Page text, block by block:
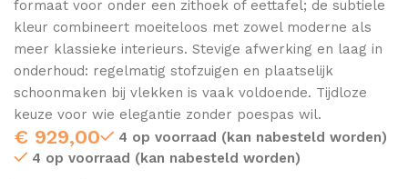
formaat voor onder een zithoek of eettafel; de subtiele
kleur combineert moeiteloos met zowel moderne als
meer klassieke interieurs. Stevige afwerking en laag in
onderhoud: regelmatig stofzuigen en plaatselijk
schoonmaken bij vlekken is vaak voldoende. Tijdloze
keuze voor wie elegantie zonder poespas wil.
€ 929,00
4 op voorraad (kan nabesteld worden)
4 op voorraad (kan nabesteld worden)